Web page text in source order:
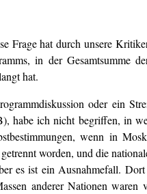
Frage hat durch unsere
in der Gesamtsumme
hat.
oder ein
ich nicht begriffen, in
wenn in
worden, und die
es ist ein Ausnahmefall.
anderer Nationen